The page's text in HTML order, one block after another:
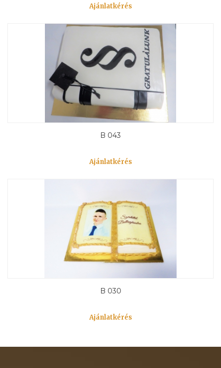
Ajánlatkérés
B 043
Ajánlatkérés
B 030
Ajánlatkérés